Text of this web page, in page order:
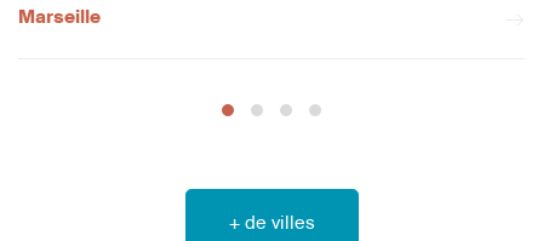
Marseille
+ de villes